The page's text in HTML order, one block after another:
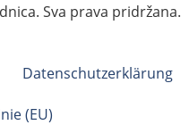
Sva prava pridržana.
Datenschutzerklärung
(EU)